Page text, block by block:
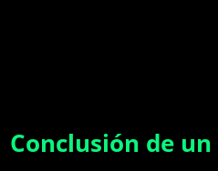
Conclusión de